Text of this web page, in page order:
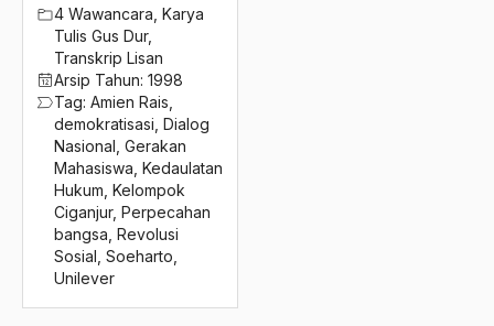
4 Wawancara Karya
Tulis Gus Dur,
Transkrip Lisan
Arsip Tahun: 1998
Tag: Amien Rais
demokratisasi Dialog
Nasional Gerakan
Mahasiswa Kedaulatan
Hukum Kelompok
Ciganjur, Perpecahan
bangsa Revolusi
Sosial Soeharto
Unilever
2016
2015
2014
2013
2012
2011
2010
Perserikatan Bangsa-Bangsa
Perspektif Agama Islam
perspektif baru
Perspektif Islamm
Pertahanan negara
pertamina
Pertanian
Pertanian Kapitalistik